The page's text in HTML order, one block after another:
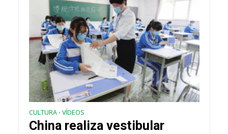
CULTURA • VÍDEOS
China realiza vestibular